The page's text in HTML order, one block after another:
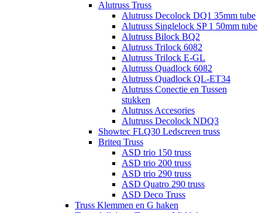
Alutruss Truss
Alutruss Decolock DQ1 35mm tube
Alutruss Singlelock SP 1 50mm tube
Alutruss Bilock BQ2
Alutruss Trilock 6082
Alutruss Trilock E-GL
Alutruss Quadlock 6082
Alutruss Quadlock QL-ET34
Alutruss Conectie en Tussen
stukken
Alutruss Accesories
Alutruss Decolock NDQ3
Showtec FLQ30 Ledscreen truss
Briteq Truss
ASD trio 150 truss
ASD trio 200 truss
ASD trio 290 truss
ASD Quatro 290 truss
ASD Deco Truss
Truss Klemmen en G haken